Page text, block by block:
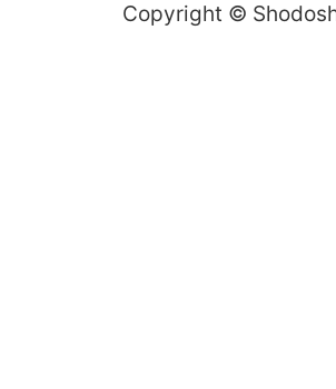
Copyright ©